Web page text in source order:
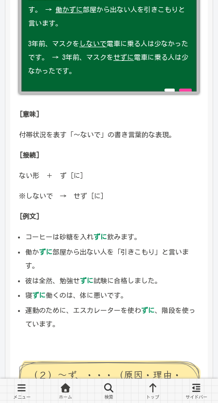
す。 → 働かずに部屋から出ない人を引きこもりと
言います。
3年前、マスクを しないで電車に乗る人は少なかった
です。 → 3年前、マスクをせずに電車に乗る人は少
なかったです。
[意味]
付帯状況を表す「～ないで」の書き言葉的な表現。
[接続]
ない形 ＋ ず［に］
※しないで → せず［に］
[例文]
コーヒーは砂糖を入れずに飲みます。
働かずに部屋から出ない人を「引きこもり」と言いま
す。
彼は全然、勉強せずに試験に合格しました。
寝ずに働くのは、体に悪いです。
運動のために、エスカレーターを使わずに、階段を使っ
ています。
（２）～ず、・・・（原因・理由・
メニュー ホーム 検索 トップ サイドバー